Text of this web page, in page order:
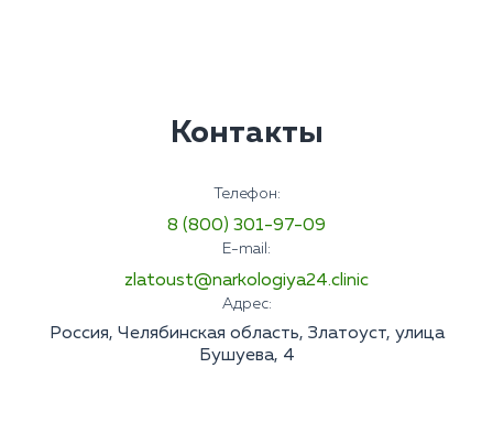
Контакты
Телефон:
8 (800) 301-97-09
E-mail:
zlatoust@narkologiya24.clinic
Адрес:
Россия, Челябинская область, Златоуст, улица
Бушуева, 4